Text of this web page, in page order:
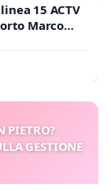
15 ACTV
Marco
PIETRO?
GESTIONE